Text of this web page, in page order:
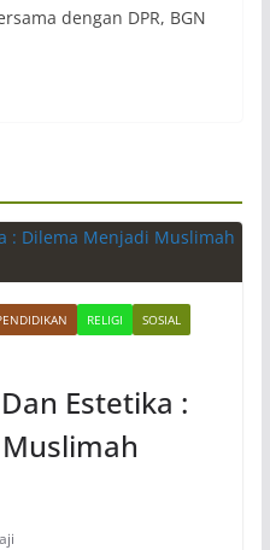
dengan DPR, BGN
RELIGI
SOSIAL
Estetika :